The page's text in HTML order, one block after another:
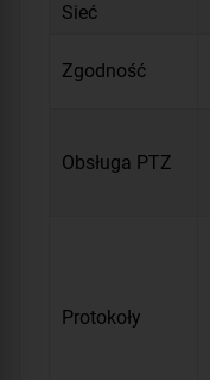
Sieć
Zgodność
Obsługa PTZ
Protokoły